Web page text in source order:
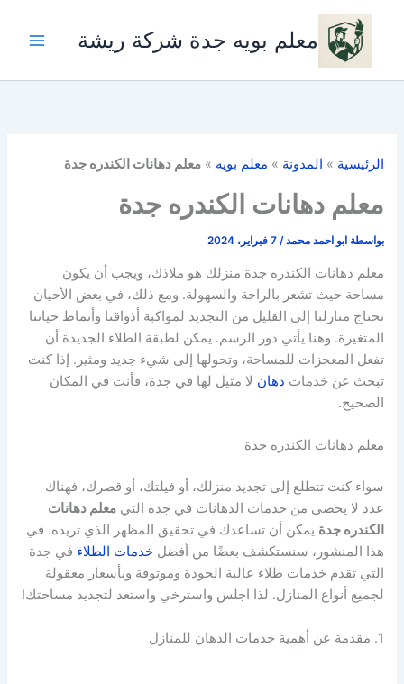
تخطي
المحتوى
معلم بويه جدة شركة ريشة
الرئيسية » المدونة » معلم بويه »معلم دهانات الكندره جدة
معلم دهانات الكندره جدة
بواسطة ابو احمد محمد/7 فبراير، 2024
معلم دهانات الكندره جدة منزلك هو ملاذك، ويجب أن يكون
مساحة حيث تشعر بالراحة والسهولة. ومع ذلك، في بعض الأحيان
تحتاج منازلنا إلى القليل من التجديد لمواكبة أذواقنا وأنماط حياتنا
المتغيرة. وهنا يأتي دور الرسم. يمكن لطبقة الطلاء الجديدة أن
تفعل المعجزات للمساحة، وتحولها إلى شيء جديد ومثير. إذا كنت
تبحث عن خدمات دهان لا مثيل لها في جدة، فأنت في المكان
الصحيح.
معلم دهانات الكندره جدة
سواء كنت تتطلع إلى تجديد منزلك، أو فيلتك، أو قصرك، فهناك
عدد لا يحصى من خدمات الدهانات في جدة التيمعلم دهانات
الكندره جدة يمكن أن تساعدك في تحقيق المظهر الذي تريده. في
هذا المنشور، سنستكشف بعضًا من أفضلخدمات الطلاء في جدة
التي تقدم خدمات طلاء عالية الجودة وموثوقة وبأسعار معقولة
لجميع أنواع المنازل. لذا اجلس واسترخي واستعد لتجديد مساحتك!
1. مقدمة عن أهمية خدمات الدهان للمنازل